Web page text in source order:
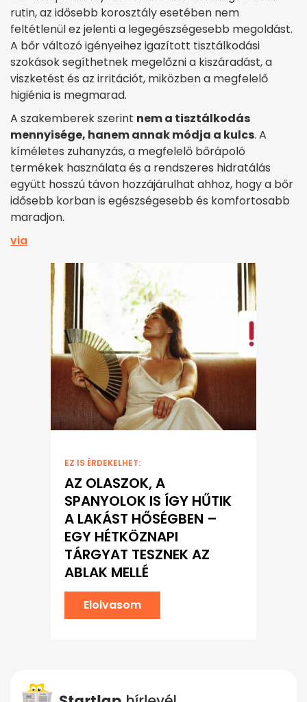
rutin, az idősebb korosztály esetében nem
feltétlenül ez jelenti a legegészségesebb megoldást.
A bőr változó igényeihez igazított tisztálkodási
szokások segíthetnek megelőzni a kiszáradást, a
viszketést és az irritációt, miközben a megfelelő
higiénia is megmarad.
A szakemberek szerint nem a tisztálkodás
mennyisége, hanem annak módja a kulcs. A
kíméletes zuhanyzás, a megfelelő bőrápoló
termékek használata és a rendszeres hidratálás
együtt hosszú távon hozzájárulhat ahhoz, hogy a bőr
idősebb korban is egészségesebb és komfortosabb
maradjon.
via
EZ IS ÉRDEKELHET:
AZ OLASZOK, A
SPANYOLOK IS ÍGY HŰTIK
A LAKÁST HŐSÉGBEN –
EGY HÉTKÖZNAPI
TÁRGYAT TESZNEK AZ
ABLAK MELLÉ
Elolvasom